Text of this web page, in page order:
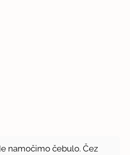
namočimo čebulo. Čez